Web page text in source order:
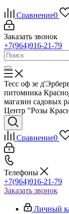
Сравнение0
Заказать звонок
+7(964)916-21-79
Тесс оф зе
питомника
магазин садовых
Центр "Розы
Сравнение0
Телефоны
+7(964)916-21-79
Заказать звонок
Личный